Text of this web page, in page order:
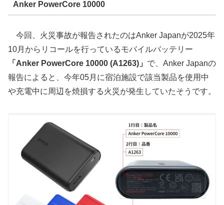
Anker PowerCore 10000
今回、火災事故が報告されたのはAnker Japanが2025年
10月からリコールを行っているモバイルバッテリー
「Anker PowerCore 10000 (A1263)」 で、Anker Japanの
報告によると、今年05月に宿泊施設で該当製品を使用中
や充電中に周辺を焼損する火災が発生していたそうです。